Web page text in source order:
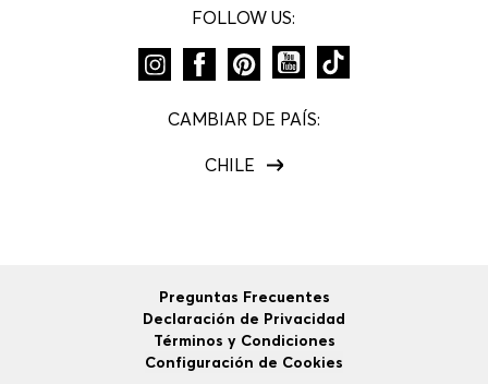
FOLLOW US:
CAMBIAR DE PAÍS:
CHILE
Preguntas Frecuentes
Declaración de Privacidad
Términos y Condiciones
Configuración de Cookies